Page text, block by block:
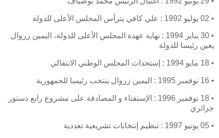
• 02 يوليو 1992 : علي كافي يترأس المجلس الأعلى للدولة
• 30 يناير 1994 : نهاية عهدة المجلس الأعلى للدولة، اليمين زروال
يعين رئيسا للدولة
• 18 مايو 1994 : إستحداث المجلس الوطني الانتقالي
• 16 نوفمبر 1995 : اليمين زروال ينتخب رئيسا للجمهورية
• 18 نوفمبر 1996 : الإستفتاء و المصادقة على مشروع رابع دستور
جزائري
• 05 يونيو 1997 : تنظيم إنتخابات تشريعية تعددية